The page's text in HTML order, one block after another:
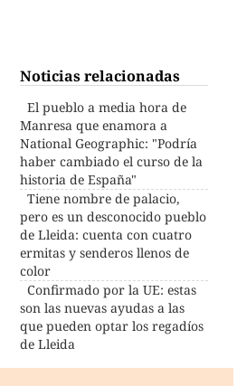
Noticias relacionadas
El pueblo a media hora de
Manresa que enamora a
National Geographic: "Podría
haber cambiado el curso de la
historia de España"
Tiene nombre de palacio,
pero es un desconocido pueblo
de Lleida: cuenta con cuatro
ermitas y senderos llenos de
color
Confirmado por la UE: estas
son las nuevas ayudas a las
que pueden optar los regadíos
de Lleida